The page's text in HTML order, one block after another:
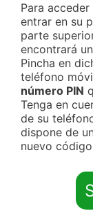
Para acceder
entrar en su
parte
encontrará
Pincha en
teléfono
número PIN
Tenga en
de su
dispone de
nuevo